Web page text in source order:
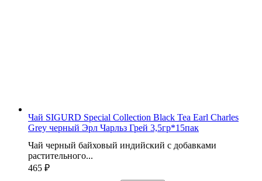
Чай SIGURD Special Collection Black Tea Earl Charles
Grey черный Эрл Чарльз Грей 3,5гр*15пак
Чай черный байховый индийский с добавками
растительного...
465 ₽